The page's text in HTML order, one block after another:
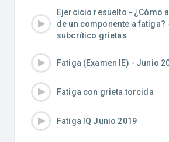
Ejercicio resuelto - ¿Cómo
de un componente a fatiga?
subcrítico grietas
Fatiga (Examen IE) - Junio
Fatiga con grieta torcida
Fatiga IQ Junio 2019